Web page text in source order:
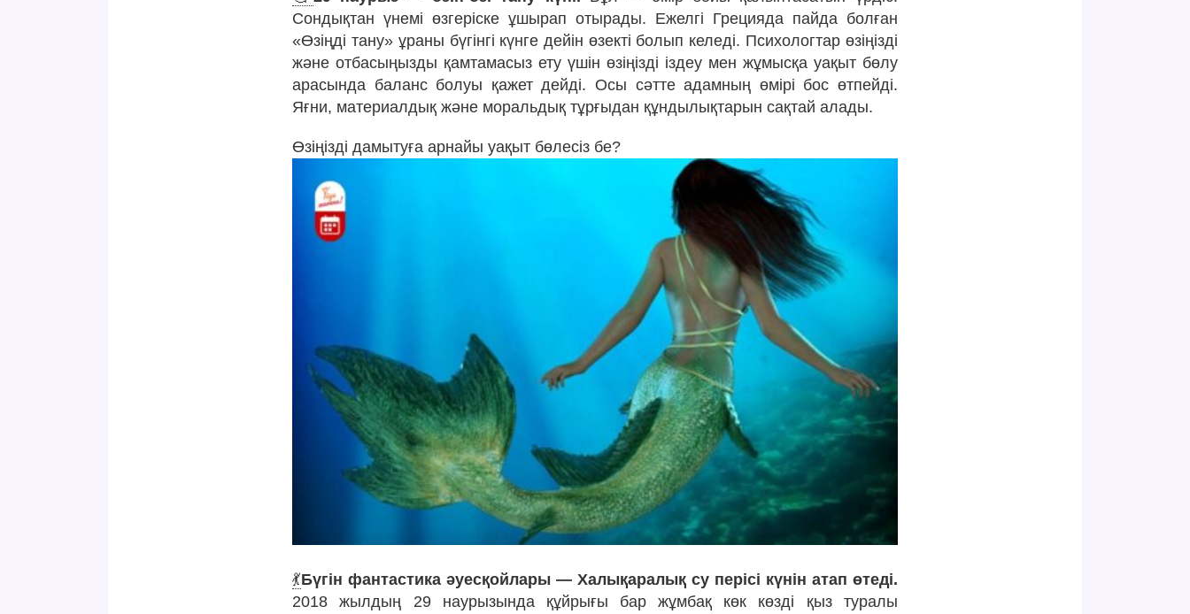
Сондықтан үнемі өзгеріске ұшырап отырады. Ежелгі Грецияда пайда болған
«Өзіңді тану» ұраны бүгінгі күнге дейін өзекті болып келеді. Психологтар өзіңізді
және отбасыңызды қамтамасыз ету үшін өзіңізді іздеу мен жұмысқа уақыт бөлу
арасында баланс болуы қажет дейді. Осы сәтте адамның өмірі бос өтпейді.
Яғни, материалдық және моральдық тұрғыдан құндылықтарын сақтай алады.
Өзіңізді дамытуға арнайы уақыт бөлесіз бе?
💃Бүгін фантастика әуесқойлары — Халықаралық су перісі күнін атап өтеді.
2018 жылдың 29 наурызында құйрығы бар жұмбақ көк көзді қыз туралы